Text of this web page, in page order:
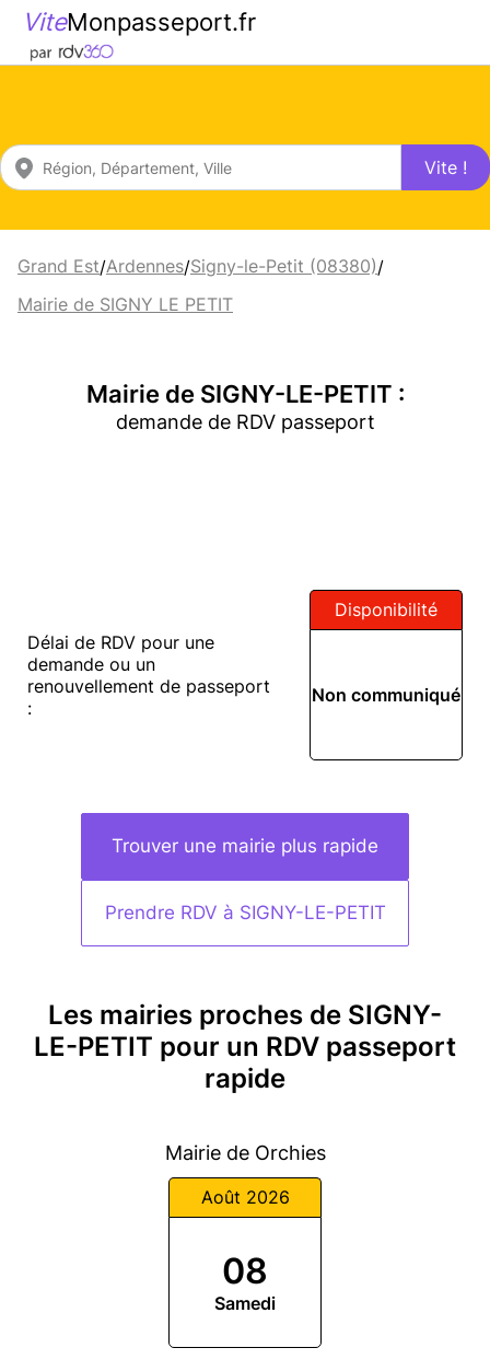
ViteMonpasseport.fr
Vite !
Grand Est/Ardennes/Signy-le-Petit (08380)/
Mairie de SIGNY LE PETIT
Mairie de SIGNY-LE-PETIT :
demande de RDV passeport
Délai de RDV pour une
demande ou un
renouvellement de passeport
:
Disponibilité
Non communiqué
Trouver une mairie plus rapide
Prendre RDV à SIGNY-LE-PETIT
Les mairies proches de SIGNY-
LE-PETIT pour un RDV passeport
rapide
Mairie de Orchies
Août 2026
08
Samedi